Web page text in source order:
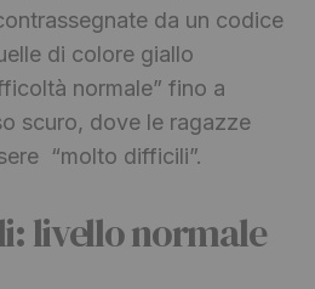
da un codice
di colore giallo
normale” fino a
scuro, dove le ragazze
“molto difficili”.
livello normale